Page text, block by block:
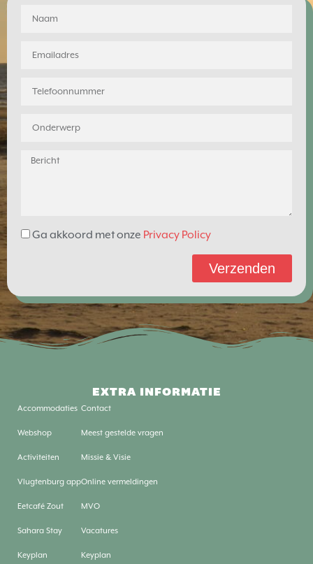
Ga akkoord met onze Privacy Policy
Verzenden
EXTRA INFORMATIE
Accommodaties
Webshop
Activiteiten
Vlugtenburg app
Eetcafé Zout
Sahara Stay
Keyplan
Contact
Meest gestelde vragen
Missie & Visie
Online vermeldingen
MVO
Vacatures
Keyplan